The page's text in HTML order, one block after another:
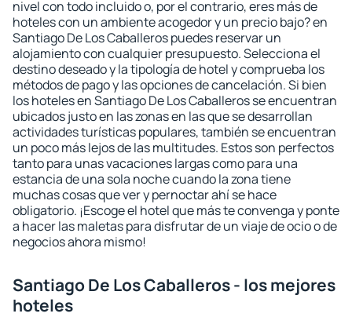
nivel con todo incluido o, por el contrario, eres más de
hoteles con un ambiente acogedor y un precio bajo? en
Santiago De Los Caballeros puedes reservar un
alojamiento con cualquier presupuesto. Selecciona el
destino deseado y la tipología de hotel y comprueba los
métodos de pago y las opciones de cancelación. Si bien
los hoteles en Santiago De Los Caballeros se encuentran
ubicados justo en las zonas en las que se desarrollan
actividades turísticas populares, también se encuentran
un poco más lejos de las multitudes. Estos son perfectos
tanto para unas vacaciones largas como para una
estancia de una sola noche cuando la zona tiene
muchas cosas que ver y pernoctar ahí se hace
obligatorio. ¡Escoge el hotel que más te convenga y ponte
a hacer las maletas para disfrutar de un viaje de ocio o de
negocios ahora mismo!
Santiago De Los Caballeros - los mejores
hoteles